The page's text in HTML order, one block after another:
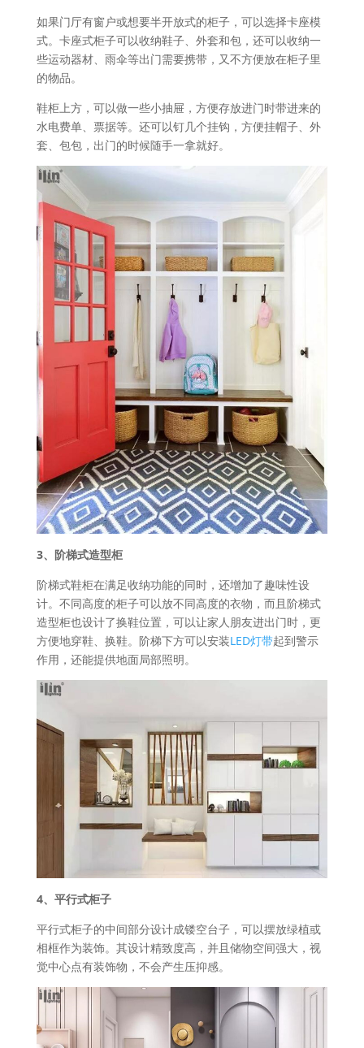
如果门厅有窗户或想要半开放式的柜子，可以选择卡座模
式。卡座式柜子可以收纳鞋子、外套和包，还可以收纳一
些运动器材、雨伞等出门需要携带，又不方便放在柜子里
的物品。
鞋柜上方，可以做一些小抽屉，方便存放进门时带进来的
水电费单、票据等。还可以钉几个挂钩，方便挂帽子、外
套、包包，出门的时候随手一拿就好。
3、阶梯式造型柜
阶梯式鞋柜在满足收纳功能的同时，还增加了趣味性设
计。不同高度的柜子可以放不同高度的衣物，而且阶梯式
造型柜也设计了换鞋位置，可以让家人朋友进出门时，更
方便地穿鞋、换鞋。阶梯下方可以安装LED灯带起到警示
作用，还能提供地面局部照明。
4、平行式柜子
平行式柜子的中间部分设计成镂空台子，可以摆放绿植或
相框作为装饰。其设计精致度高，并且储物空间强大，视
觉中心点有装饰物，不会产生压抑感。